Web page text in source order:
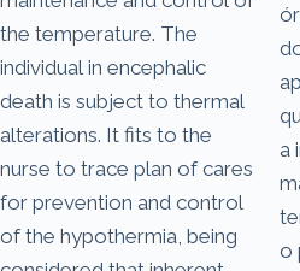
the temperature. The
individual in encephalic
death is subject to thermal
alterations. It fits to the
nurse to trace plan of cares
for prevention and control
of the hypothermia, being
a
o